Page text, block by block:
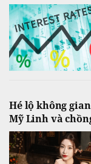
Hé lộ không
Mỹ Linh và